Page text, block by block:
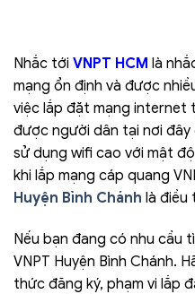
Nhắc tới VNPT HCM là
mạng ổn định và được
việc lắp đặt mạng internet
được người dân tại nơi đây
sử dụng wifi cao với mật
khi lắp mạng cáp quang
Huyện Bình Chánh là điều
Nếu bạn đang có nhu cầu
VNPT Huyện Bình Chánh.
thức đăng ký, phạm vi lắp